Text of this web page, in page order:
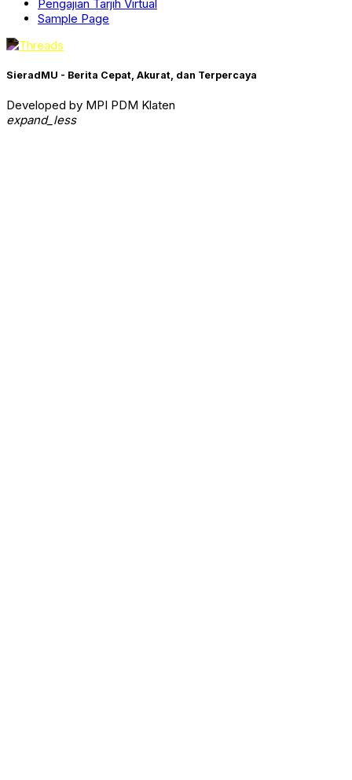
Pengajian Tarjih Virtual
Sample Page
SieradMU - Berita Cepat, Akurat, dan Terpercaya
Developed by MPI PDM Klaten
expand_less